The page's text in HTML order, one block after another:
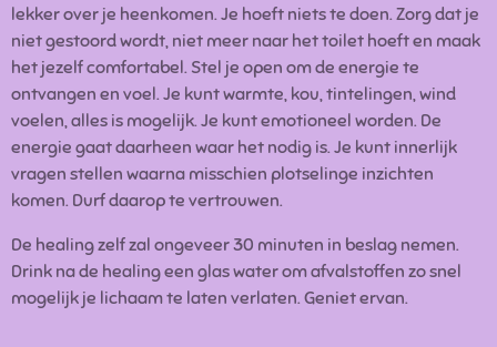
lekker over je heenkomen. Je hoeft niets te doen. Zorg dat je
niet gestoord wordt, niet meer naar het toilet hoeft en maak
het jezelf comfortabel. Stel je open om de energie te
ontvangen en voel. Je kunt warmte, kou, tintelingen, wind
voelen, alles is mogelijk. Je kunt emotioneel worden. De
energie gaat daarheen waar het nodig is. Je kunt innerlijk
vragen stellen waarna misschien plotselinge inzichten
komen. Durf daarop te vertrouwen.
De healing zelf zal ongeveer 30 minuten in beslag nemen.
Drink na de healing een glas water om afvalstoffen zo snel
mogelijk je lichaam te laten verlaten. Geniet ervan.